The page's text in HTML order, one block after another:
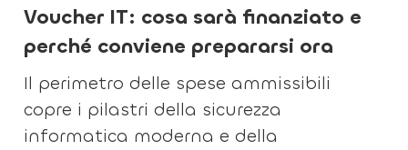
Voucher IT: cosa sarà finanziato e
perché conviene prepararsi ora
Il perimetro delle spese ammissibili
copre i pilastri della sicurezza
informatica moderna e della